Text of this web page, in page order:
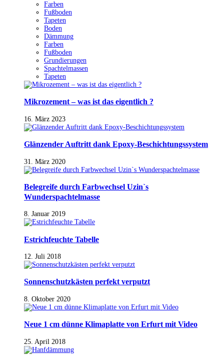
Farben
Fußboden
Tapeten
Boden
Dämmung
Farben
Fußboden
Grundierungen
Spachtelmassen
Tapeten
Mikrozement – was ist das eigentlich ?
16. März 2023
Glänzender Auftritt dank Epoxy-Beschichtungssystem
31. März 2020
Belegreife durch Farbwechsel Uzin`s
Wunderspachtelmasse
8. Januar 2019
Estrichfeuchte Tabelle
12. Juli 2018
Sonnenschutzkästen perfekt verputzt
8. Oktober 2020
Neue 1 cm dünne Klimaplatte von Erfurt mit Video
25. April 2018